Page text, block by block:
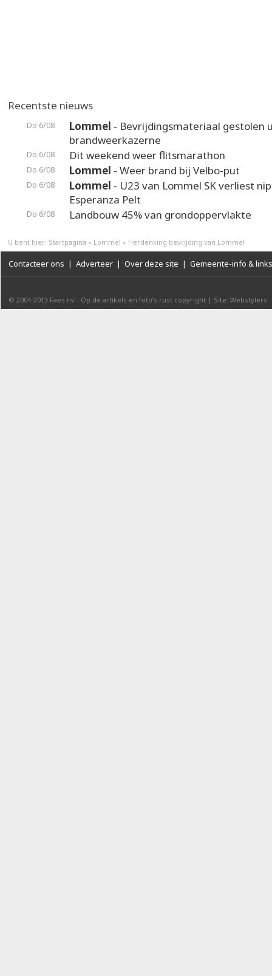
Recentste nieuws
Do 6/08 Lommel - Bevrijdingsmateriaal gestolen
brandweerkazerne
Do 6/08 Dit weekend weer flitsmarathon
Do 6/08 Lommel - Weer brand bij Velbo-put
Do 6/08 Lommel - U23 van Lommel SK verliest
Esperanza Pelt
Do 6/08 Landbouw 45% van grondoppervlakte
U bent hier: Startpagina » Lommel » Herdenking bevrijding van Lommel
Contacteer ons | Adverteer | Over deze site | Gemeente-info & links
© 2004-2013 Faes nv - Op de artikels en foto’s rust copyright | Site: Webstylers